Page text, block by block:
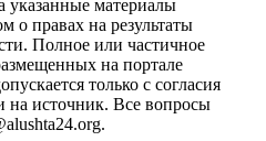
указанные материалы
о правах на результаты
Полное или частичное
на портале
только с согласия
на источник. Все вопросы